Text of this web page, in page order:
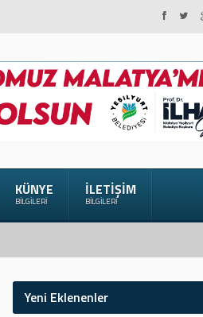
KÜNYE
BILGILERI
İLETIŞIM
BILGILERI
Yeni Eklenenler